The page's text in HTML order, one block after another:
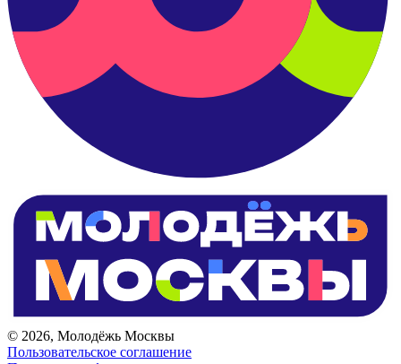
© 2026, Молодёжь Москвы
Пользовательское соглашение